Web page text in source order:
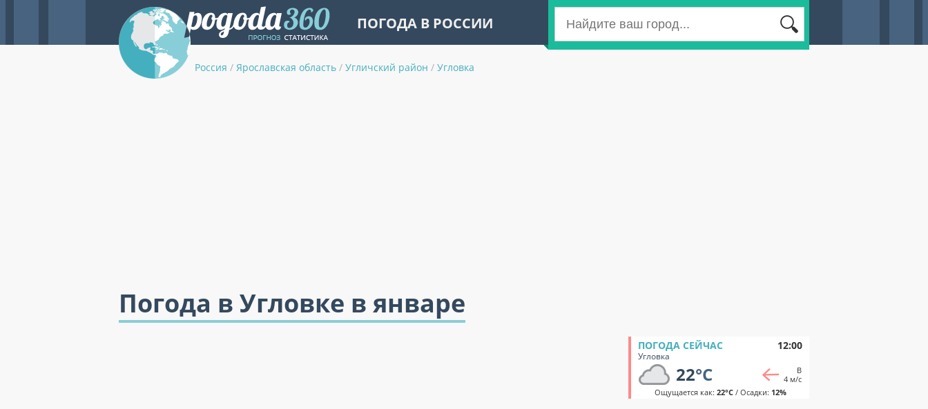
ПОГОДА В РОССИИ
Россия / Ярославская область / Угличский район / Угловка
Погода в Угловке в январе
ПОГОДА СЕЙЧАС 12:00
Угловка
22°C
В
4 м/с
Ощущается как: 22°C/ Осадки: 12%